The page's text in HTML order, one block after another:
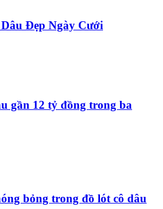
Đẹp Ngày Cưới
gần 12 tỷ đồng trong ba
bỏng trong đồ lót cô dâu